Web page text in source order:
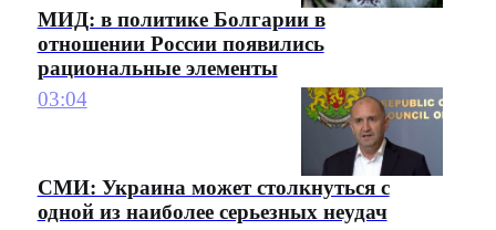
МИД: в политике Болгарии в
отношении России появились
рациональные элементы
03:04
СМИ: Украина может столкнуться с
одной из наиболее серьезных неудач